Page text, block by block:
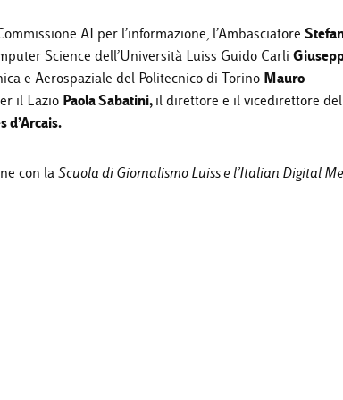
AI per l’informazione, l’Ambasciatore
Science dell’Università Luiss Guido Carli
e Aerospaziale del Politecnico di Torino Mauro
il Lazio Paola Sabatini,il direttore e il vicedirettore
d’Arcais.
con laScuola di Giornalismo Luiss e l’Italian Digital